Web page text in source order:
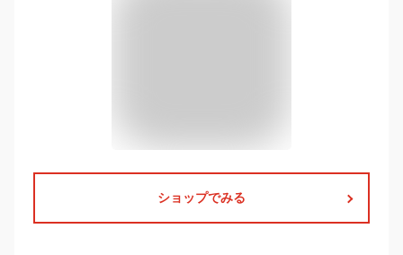
ショップでみる